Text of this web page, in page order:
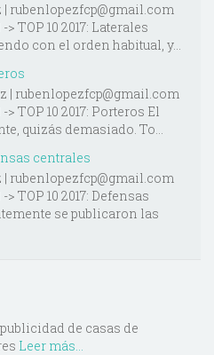
| rubenlopezfcp@gmail.com
> TOP 10 2017: Laterales
con el orden habitual, y...
| rubenlopezfcp@gmail.com
> TOP 10 2017: Porteros El
quizás demasiado. To...
centrales
| rubenlopezfcp@gmail.com
> TOP 10 2017: Defensas
se publicaron las
de casas de
Leer más...